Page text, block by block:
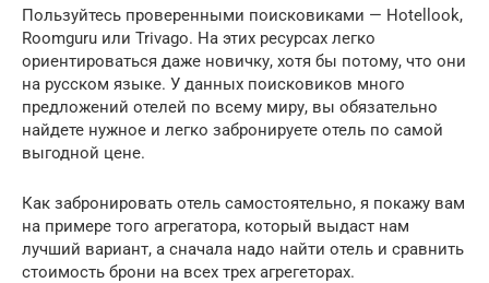
Пользуйтесь проверенными поисковиками — Hotellook,
Roomguru или Trivago. На этих ресурсах легко
ориентироваться даже новичку, хотя бы потому, что они
на русском языке. У данных поисковиков много
предложений отелей по всему миру, вы обязательно
найдете нужное и легко забронируете отель по самой
выгодной цене.
Как забронировать отель самостоятельно, я покажу вам
на примере того агрегатора, который выдаст нам
лучший вариант, а сначала надо найти отель и сравнить
стоимость брони на всех трех агрегеторах.